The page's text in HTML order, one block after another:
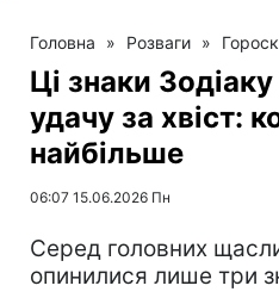
Головна » Розваги »
Ці знаки
удачу за хвіст:
найбільше
06:07 15.06.2026 Пн
Серед головних
опинилися лише три